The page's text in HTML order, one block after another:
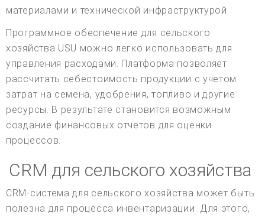
материалами и технической инфраструктурой.
Программное обеспечение для сельского
хозяйства USU можно легко использовать для
управления расходами. Платформа позволяет
рассчитать себестоимость продукции с учетом
затрат на семена, удобрения, топливо и другие
ресурсы. В результате становится возможным
создание финансовых отчетов для оценки
процессов.
CRM для сельского хозяйства
CRM-система для сельского хозяйства может быть
полезна для процесса инвентаризации. Для этого,